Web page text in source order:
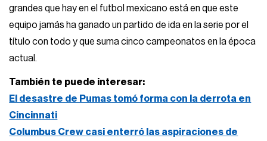
grandes que hay en el futbol mexicano está en que este
equipo jamás ha ganado un partido de ida en la serie por el
título con todo y que suma cinco campeonatos en la época
actual.
También te puede interesar:
El desastre de Pumas tomó forma con la derrota en
Cincinnati
Columbus Crew casi enterró las aspiraciones de